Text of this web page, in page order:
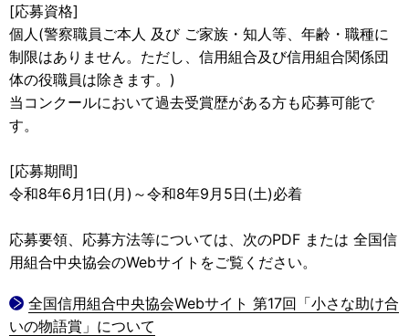
[応募資格]
個人(警察職員ご本人 及び ご家族・知人等、年齢・職種に
制限はありません。ただし、信用組合及び信用組合関係団
体の役職員は除きます。)
当コンクールにおいて過去受賞歴がある方も応募可能で
す。
[応募期間]
令和8年6月1日(月)～令和8年9月5日(土)必着
応募要領、応募方法等については、次のPDF または 全国信
用組合中央協会のWebサイトをご覧ください。
全国信用組合中央協会Webサイト 第17回「小さな助け合
いの物語賞」について